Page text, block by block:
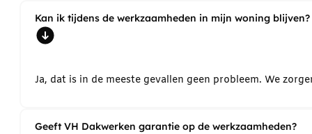
Kan ik tijdens de werkzaamheden in mijn woning blijven?
Ja, dat is in de meeste gevallen geen probleem. We
Geeft VH Dakwerken garantie op de werkzaamheden?